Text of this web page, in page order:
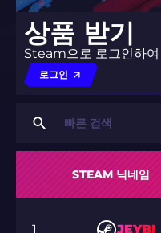
상품 받기
Steam으로 로그인하여
로그인
STEAM 닉네임
1 JEYBI